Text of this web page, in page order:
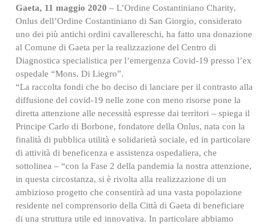
Gaeta, 11 maggio 2020 – L’Ordine Costantiniano Charity,
Onlus dell’Ordine Costantiniano di San Giorgio, considerato
uno dei più antichi ordini cavallereschi, ha fatto una donazione
al Comune di Gaeta per la realizzazione del Centro di
Diagnostica specialistica per l’emergenza Covid-19 presso l’ex
ospedale “Mons. Di Liegro”.
“La raccolta fondi che ho deciso di lanciare per il contrasto alla
diffusione del covid-19 nelle zone con meno risorse pone la
diretta attenzione alle necessità espresse dai territori – spiega il
Principe Carlo di Borbone, fondatore della Onlus, nata con la
finalità di pubblica utilità e solidarietà sociale, ed in particolare
di attività di beneficenza e assistenza ospedaliera, che
sottolinea – “con la Fase 2 della pandemia la nostra attenzione,
in questa circostanza, si è rivolta alla realizzazione di un
ambizioso progetto che consentirà ad una vasta popolazione
residente nel comprensorio della Città di Gaeta di beneficiare
di una struttura utile ed innovativa. In particolare abbiamo